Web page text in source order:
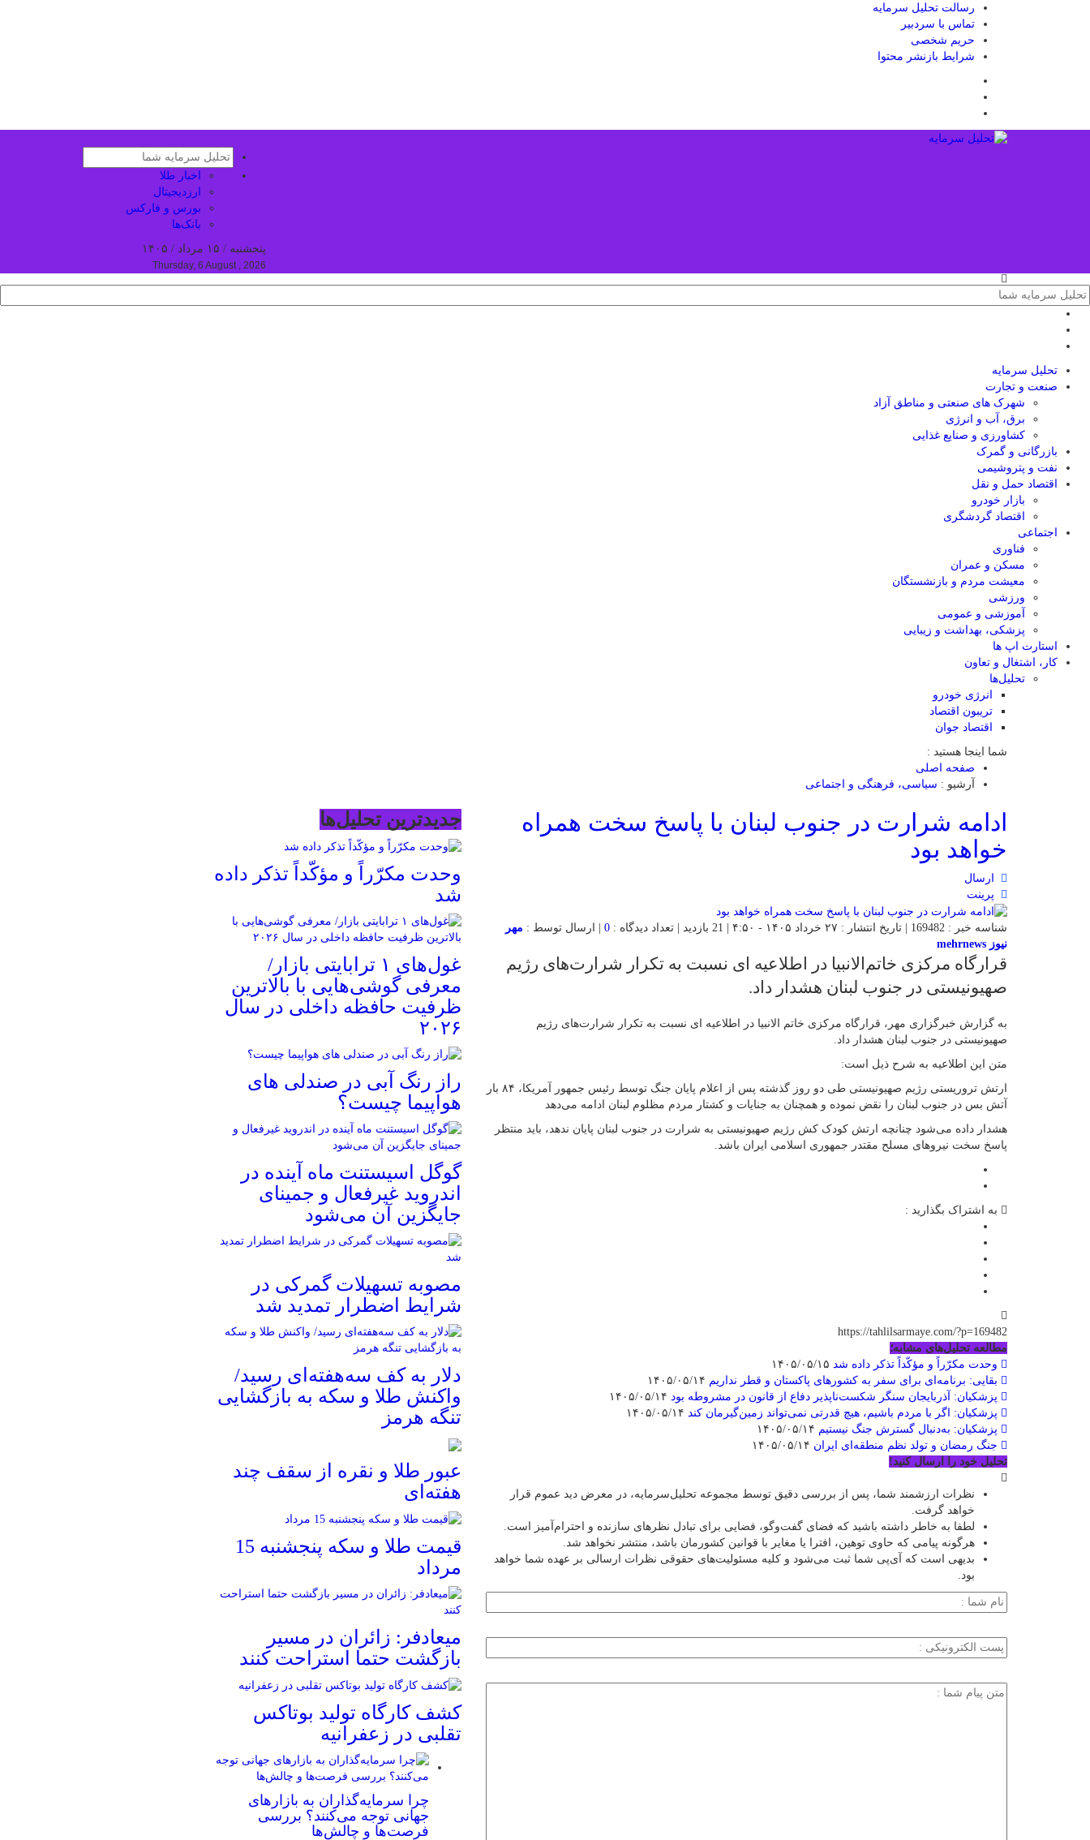
رسالت تحلیل سرمایه
تماس با سردبیر
حریم شخصی
شرایط بازنشر محتوا
اخبار طلا
ارزدیجیتال
بورس و فارکس
بانک‌ها
پنجشنبه / ۱۵ مرداد / ۱۴۰۵
Thursday, 6 August , 2026
تحلیل‌ سرمایه
صنعت و تجارت
شهرک های صنعتی و مناطق آزاد
برق، آب و انرژی
کشاورزی و صنایع غذایی
بازرگانی و گمرک
نفت و پتروشیمی
اقتصاد حمل و نقل
بازار خودرو
اقتصاد گردشگری
اجتماعی
فناوری
مسکن و عمران
معیشت مردم و بازنشستگان
ورزشی
آموزشی و عمومی
پزشکی، بهداشت و زیبایی
استارت اپ ها
کار، اشتغال و تعاون
تحلیل‌ها
انرژی خودرو
تریبون اقتصاد
اقتصاد جوان
شما اینجا هستید :
صفحه اصلی
آرشیو : سیاسی، فرهنگی و اجتماعی
ادامه شرارت در جنوب لبنان با پاسخ سخت همراه
خواهد بود
ارسال
پرینت
شناسه خبر : 169482 | تاریخ انتشار : ۲۷ خرداد ۱۴۰۵ - ۴:۵۰ | 21 بازدید | تعداد دیدگاه : 0 | ارسال توسط : مهر
نیوز mehrnews
قرارگاه مرکزی خاتم‌الانبیا در اطلاعیه ای نسبت به تکرار شرارت‌های رژیم
صهیونیستی در جنوب لبنان هشدار داد.
به گزارش خبرگزاری مهر، قرارگاه مرکزی خاتم الانبیا در اطلاعیه ای نسبت به تکرار شرارت‌های رژیم
صهیونیستی در جنوب لبنان هشدار داد.
متن این اطلاعیه به شرح ذیل است:
ارتش تروریستی رژیم صهیونیستی طی دو روز گذشته پس از اعلام پایان جنگ توسط رئیس جمهور آمریکا، ۸۴ بار
آتش بس در جنوب لبنان را نقض نموده و همچنان به جنایات و کشتار مردم مظلوم لبنان ادامه می‌دهد
هشدار داده می‌شود چنانچه ارتش کودک کش رژیم صهیونیستی به شرارت در جنوب لبنان پایان ندهد، باید منتظر
پاسخ سخت نیروهای مسلح مقتدر جمهوری اسلامی ایران باشد.
به اشتراک بگذارید :
https://tahlilsarmaye.com/?p=169482
مطالعه تحلیل‌های مشابه؛
وحدت مکرّراً و مؤکّداً تذکر داده شد
بقایی: برنامه‌ای برای سفر به کشورهای پاکستان و قطر نداریم
پزشکیان: آذربایجان سنگر شکست‌ناپذیر دفاع از قانون در مشروطه بود
پزشکیان: اگر با مردم باشیم، هیچ قدرتی نمی‌تواند زمین‌گیرمان کند
پزشکیان: به‌دنبال گسترش جنگ نیستیم
جنگ رمضان و تولد نظم منطقه‌ای ایران
تحلیل خود را ارسال کنید!
نظرات ارزشمند شما، پس از بررسی دقیق توسط مجموعه تحلیل‌سرمایه، در معرض دید عموم قرار
خواهد گرفت.
لطفا به خاطر داشته باشید که فضای گفت‌وگو، فضایی برای تبادل نظرهای سازنده و احترام‌آمیز است.
هرگونه پیامی که حاوی توهین، افترا یا مغایر با قوانین کشورمان باشد، منتشر نخواهد شد.
بدیهی است که آی‌پی شما ثبت می‌شود و کلیه مسئولیت‌های حقوقی نظرات ارسالی بر عهده شما خواهد
بود.
جدیدترین تحلیل‌ها
وحدت مکرّراً و مؤکّداً تذکر داده
شد
غول‌های ۱ ترابایتی بازار/
معرفی گوشی‌هایی با بالاترین
ظرفیت حافظه داخلی در سال
۲۰۲۶
راز رنگ آبی در صندلی های
هواپیما چیست؟
گوگل اسیستنت ماه آینده در
اندروید غیرفعال و جمینای
جایگزین آن می‌شود
مصوبه تسهیلات گمرکی در
شرایط اضطرار تمدید شد
دلار به کف سه‌هفته‌ای رسید/
واکنش طلا و سکه به بازگشایی
تنگه هرمز
عبور طلا و نقره از سقف چند
هفته‌ای
قیمت طلا و سکه پنجشنبه 15
مرداد
میعادفر: زائران در مسیر
بازگشت حتما استراحت کنند
کشف کارگاه تولید بوتاکس
تقلبی در زعفرانیه
چرا سرمایه‌گذاران به بازارهای
جهانی توجه می‌کنند؟ بررسی
فرصت‌ها و چالش‌ها